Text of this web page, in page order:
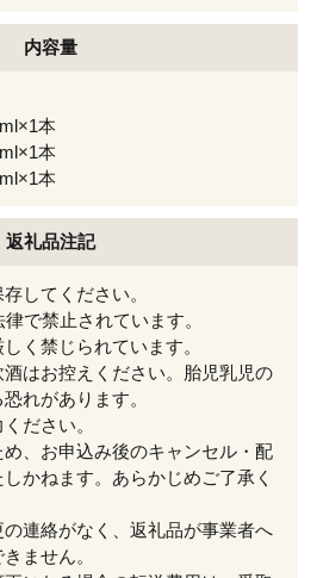
内容量
本
本
本
返礼品注記
してください。
で禁止されています。
く禁じられています。
はお控えください。胎児乳児の
れがあります。
ださい。
、お申込み後のキャンセル・配
かねます。あらかじめご了承く
連絡がなく、返礼品が事業者へ
ません。